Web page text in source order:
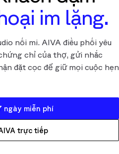
im lặng.
nối mi. AIVA điều phối yêu
chỉ của thợ, gửi nhắc
đặt cọc để giữ mọi cuộc hẹn
ngày miễn phí
trực tiếp